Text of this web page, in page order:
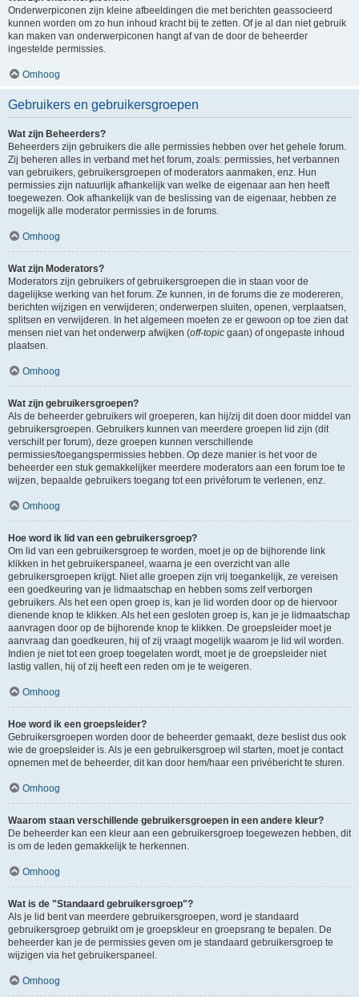
Onderwerpiconen zijn kleine afbeeldingen die met berichten geassocieerd
kunnen worden om zo hun inhoud kracht bij te zetten. Of je al dan niet gebruik
kan maken van onderwerpiconen hangt af van de door de beheerder
ingestelde permissies.
Omhoog
Gebruikers en gebruikersgroepen
Wat zijn Beheerders?
Beheerders zijn gebruikers die alle permissies hebben over het gehele forum.
Zij beheren alles in verband met het forum, zoals: permissies, het verbannen
van gebruikers, gebruikersgroepen of moderators aanmaken, enz. Hun
permissies zijn natuurlijk afhankelijk van welke de eigenaar aan hen heeft
toegewezen. Ook afhankelijk van de beslissing van de eigenaar, hebben ze
mogelijk alle moderator permissies in de forums.
Omhoog
Wat zijn Moderators?
Moderators zijn gebruikers of gebruikersgroepen die in staan voor de
dagelijkse werking van het forum. Ze kunnen, in de forums die ze modereren,
berichten wijzigen en verwijderen; onderwerpen sluiten, openen, verplaatsen,
splitsen en verwijderen. In het algemeen moeten ze er gewoon op toe zien dat
mensen niet van het onderwerp afwijken (off-topic gaan) of ongepaste inhoud
plaatsen.
Omhoog
Wat zijn gebruikersgroepen?
Als de beheerder gebruikers wil groeperen, kan hij/zij dit doen door middel van
gebruikersgroepen. Gebruikers kunnen van meerdere groepen lid zijn (dit
verschilt per forum), deze groepen kunnen verschillende
permissies/toegangspermissies hebben. Op deze manier is het voor de
beheerder een stuk gemakkelijker meerdere moderators aan een forum toe te
wijzen, bepaalde gebruikers toegang tot een privéforum te verlenen, enz.
Omhoog
Hoe word ik lid van een gebruikersgroep?
Om lid van een gebruikersgroep te worden, moet je op de bijhorende link
klikken in het gebruikerspaneel, waarna je een overzicht van alle
gebruikersgroepen krijgt. Niet alle groepen zijn vrij toegankelijk, ze vereisen
een goedkeuring van je lidmaatschap en hebben soms zelf verborgen
gebruikers. Als het een open groep is, kan je lid worden door op de hiervoor
dienende knop te klikken. Als het een gesloten groep is, kan je je lidmaatschap
aanvragen door op de bijhorende knop te klikken. De groepsleider moet je
aanvraag dan goedkeuren, hij of zij vraagt mogelijk waarom je lid wil worden.
Indien je niet tot een groep toegelaten wordt, moet je de groepsleider niet
lastig vallen, hij of zij heeft een reden om je te weigeren.
Omhoog
Hoe word ik een groepsleider?
Gebruikersgroepen worden door de beheerder gemaakt, deze beslist dus ook
wie de groepsleider is. Als je een gebruikersgroep wil starten, moet je contact
opnemen met de beheerder, dit kan door hem/haar een privébericht te sturen.
Omhoog
Waarom staan verschillende gebruikersgroepen in een andere kleur?
De beheerder kan een kleur aan een gebruikersgroep toegewezen hebben, dit
is om de leden gemakkelijk te herkennen.
Omhoog
Wat is de "Standaard gebruikersgroep"?
Als je lid bent van meerdere gebruikersgroepen, word je standaard
gebruikersgroep gebruikt om je groepskleur en groepsrang te bepalen. De
beheerder kan je de permissies geven om je standaard gebruikersgroep te
wijzigen via het gebruikerspaneel.
Omhoog